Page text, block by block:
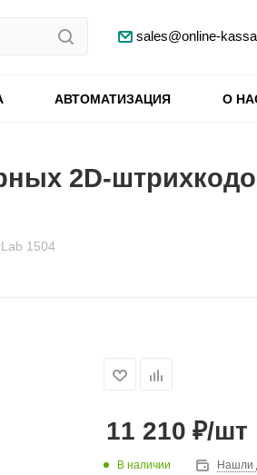
sales@online-
АВТОМАТИЗАЦИЯ О
2D-
1504
11 210 ₽/шт
В наличии Нашли